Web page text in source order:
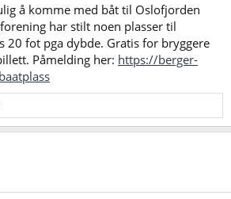
å komme med båt til Oslofjorden
har stilt noen plasser til
20 fot pga dybde. Gratis for bryggere
Påmelding her: https://berger-